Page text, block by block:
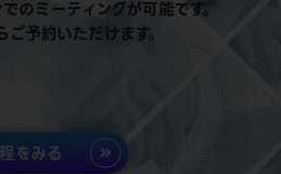
のミーティングが可能です。
予約いただけます。
をみる